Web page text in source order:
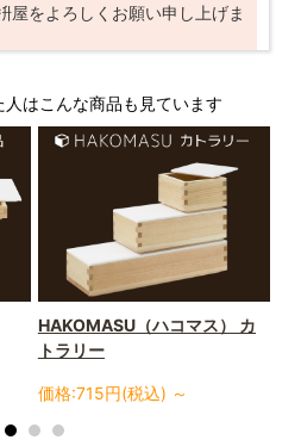
屋をよろしくお願い申し上げま
はこんな商品も見ています
HAKOMASU（ハコマス） カ
トラリー
価格:715円(税込) ～